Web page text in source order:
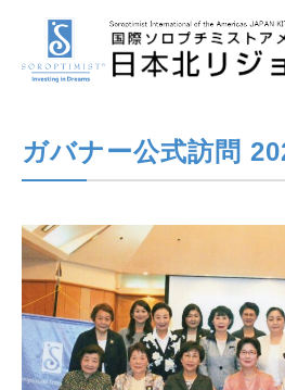
ホーム
HOME
SI
国際ソロプチ
ガバナー公式訪問